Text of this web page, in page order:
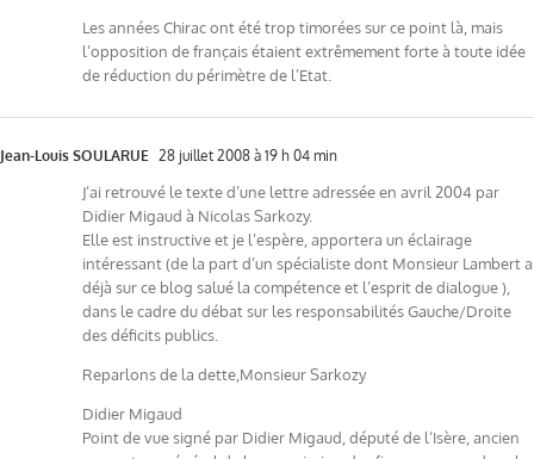
Les années Chirac ont été trop timorées sur ce point là, mais
l’opposition de français étaient extrêmement forte à toute idée
de réduction du périmètre de l’Etat.
Jean-Louis SOULARUE 28 juillet 2008 à 19 h 04 min
J’ai retrouvé le texte d’une lettre adressée en avril 2004 par
Didier Migaud à Nicolas Sarkozy.
Elle est instructive et je l’espère, apportera un éclairage
intéressant (de la part d’un spécialiste dont Monsieur Lambert a
déjà sur ce blog salué la compétence et l’esprit de dialogue ),
dans le cadre du débat sur les responsabilités Gauche/Droite
des déficits publics.
Reparlons de la dette,Monsieur Sarkozy
Didier Migaud
Point de vue signé par Didier Migaud, député de l’Isère, ancien